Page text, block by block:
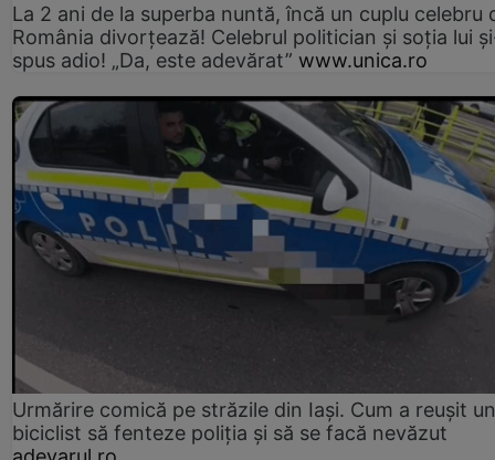
La 2 ani de la superba nuntă, încă un cuplu celebru
România divorțează! Celebrul politician și soția lui
spus adio! „Da, este adevărat” www.unica.ro
Urmărire comică pe străzile din Iași. Cum a reușit un
biciclist să fenteze poliția și să se facă nevăzut